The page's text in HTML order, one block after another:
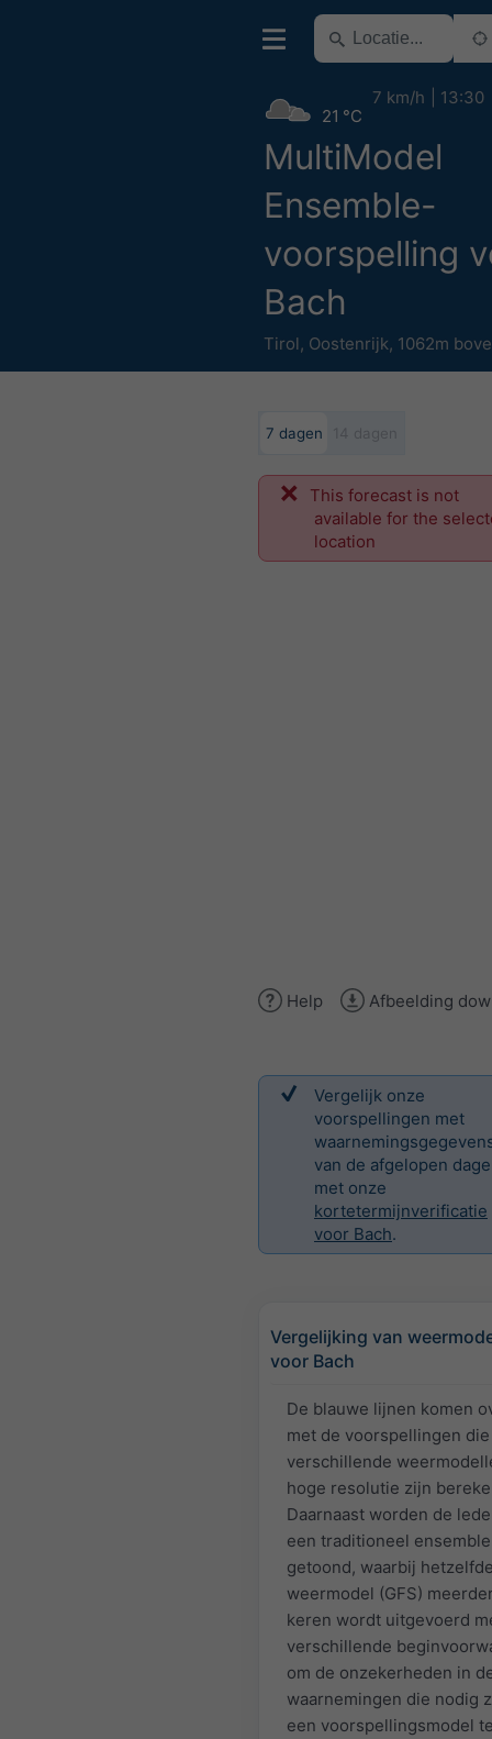
MultiModel
Ensemble-
voorspelling
Bach
Tirol, Oostenrijk, 1062m
21 °C
7 km/h 13:30
7 dagen
This forecast is not
available for the
location
Help Afbeelding
Vergelijk onze
voorspellingen met
van de afgelopen
met onze
kortetermijnverificatie
voor Bach.
Vergelijking van
voor Bach
De blauwe lijnen komen
met de voorspellingen
verschillende
hoge resolutie zijn
Daarnaast worden de
een traditioneel ensemble
getoond, waarbij
weermodel (GFS)
keren wordt uitgevoerd
verschillende
om de onzekerheden in
waarnemingen die nodig
een voorspellingsmodel